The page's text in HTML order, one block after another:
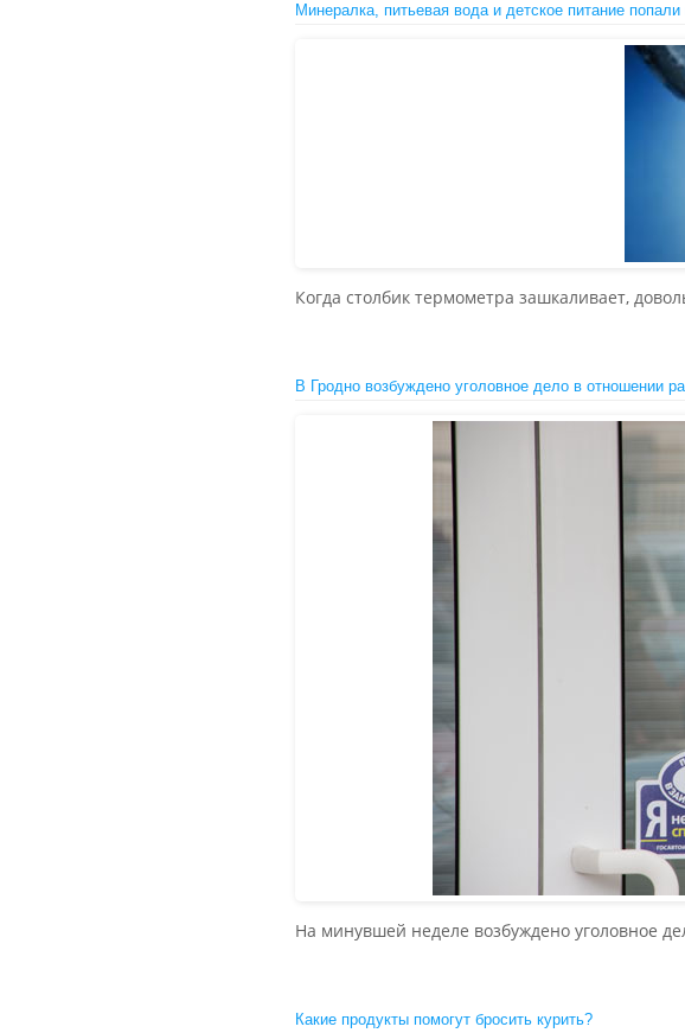
Минералка, питьевая вода и детское питание
Когда столбик термометра зашкаливает,
В Гродно возбуждено уголовное дело в отношении
На минувшей неделе возбуждено уголовное
Какие продукты помогут бросить курить?